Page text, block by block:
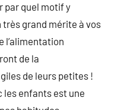
par quel motif y
grand mérite à vos
l’alimentation
de la
de leurs petites !
les enfants est une